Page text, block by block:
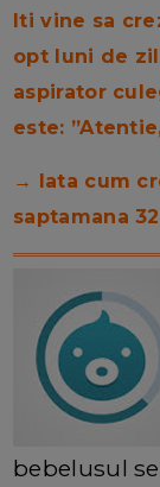
Iti vine sa
opt luni de
aspirator
este:
→ Iata cum
saptamana
bebelusul